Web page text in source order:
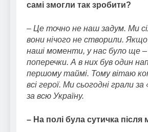
самі змогли так зробити?
– Це точно не наш задум. Ми
вони нічого не створили.
наші моменти, у нас було ще –
поперечки. А в них був один
першому таймі. Тому вітаю
всі герої. Ми сьогодні грали
за всю Україну.
– На полі була сутичка після